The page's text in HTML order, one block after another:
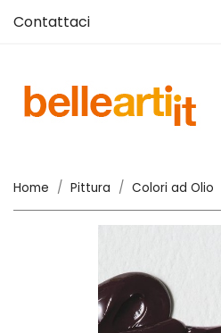
Contattaci
Home Pittura Colori ad Olio